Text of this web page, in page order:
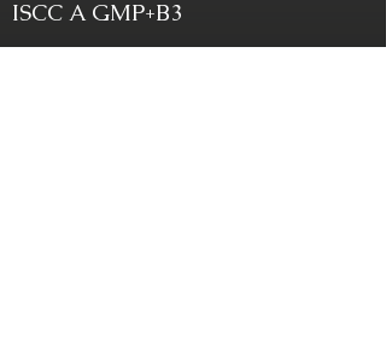
ISCC A GMP+B3
SPONZORUJEME: